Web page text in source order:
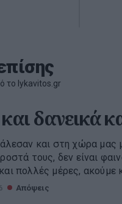
το lykavitos.gr
δανεικά
και στη χώρα μας
τους, δεν είναι
πολλές μέρες, ακούμε
Απόψεις